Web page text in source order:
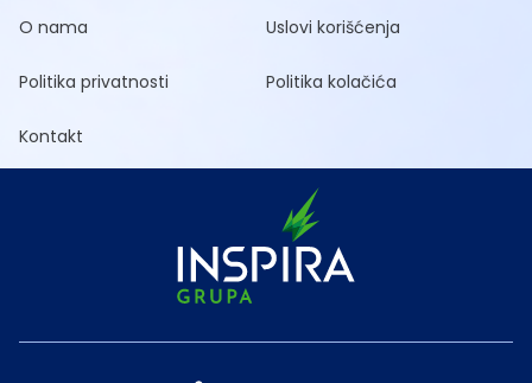
O nama Uslovi korišćenja
Politika privatnosti Politika kolačića
Kontakt